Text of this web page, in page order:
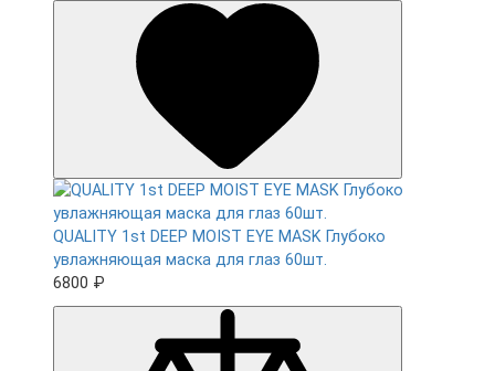
QUALITY 1st DEEP MOIST EYE MASK Глубоко
увлажняющая маска для глаз 60шт.
6800 ₽